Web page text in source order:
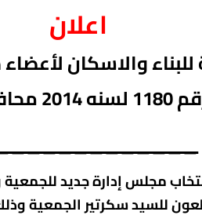
اعلان
والاسكان لأعضاء
م 1180 لسنه 2014 محافظة القاهرة
إدارة جديد للجمعية وذلك خلال